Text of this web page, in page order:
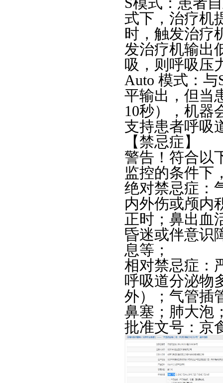
式下，治疗机
时，触发治疗
发治疗机输出
吸，则呼吸压
Auto 模式：
平输出，但当
10秒），机器
支持患者呼吸
【禁忌症】
警告！符合以
监控的条件下
绝对禁忌症：
内外伤或颅内
正时；鼻出血
昏迷或伴意识
息等；
相对禁忌症：
呼吸道分泌物
外）；气管插
鼻塞；肺大泡
批准文号：京